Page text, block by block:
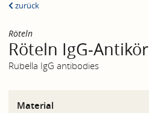
zurück
Röteln
Röteln IgG-
Rubella IgG antibodies
Material